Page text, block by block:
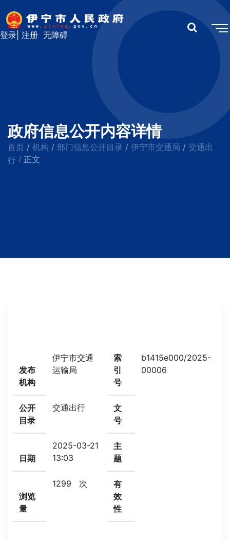
无障碍
登录 注册
政府信息公开内容详情
首页 / 机构 / 部门信息公开目录 / 伊宁市交通局 / 交通出
行 / 正文
发布
机构
伊宁市交通
运输局
索
引
号
b1415e000/2025-
00006
公开
目录
交通出行
文
号
日期
2025-03-21
13:03
主
题
浏览
量
1299 次
有
效
性